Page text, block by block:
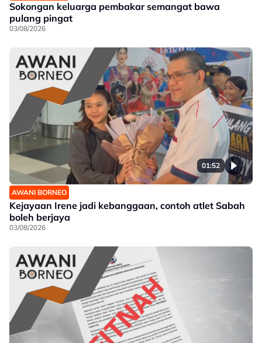
Sokongan keluarga pembakar semangat bawa
pulang pingat
03/08/2026
01:52
AWANI BORNEO
Kejayaan Irene jadi kebanggaan, contoh atlet Sabah
boleh berjaya
03/08/2026